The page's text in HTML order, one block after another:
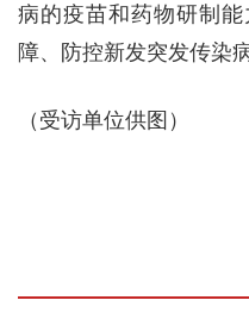
病的疫苗和药物研制
障、防控新发突发传染
（受访单位供图）